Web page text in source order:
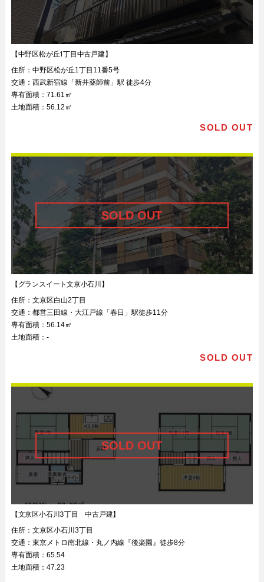
【中野区松が丘1丁目中古戸建】
住所： 中野区松が丘1丁目11番5号
交通： 西武新宿線「新井薬師前」駅 徒歩4分
専有面積： 71.61㎡
土地面積： 56.12㎡
SOLD OUT
【グランスイート文京小石川】
住所： 文京区白山2丁目
交通： 都営三田線・大江戸線「春日」駅徒歩11分
専有面積： 56.14㎡
土地面積： -
SOLD OUT
【文京区小石川3丁目 中古戸建】
住所： 文京区小石川3丁目
交通： 東京メトロ南北線・丸ノ内線『後楽園』徒歩8分
専有面積： 65.54
土地面積： 47.23